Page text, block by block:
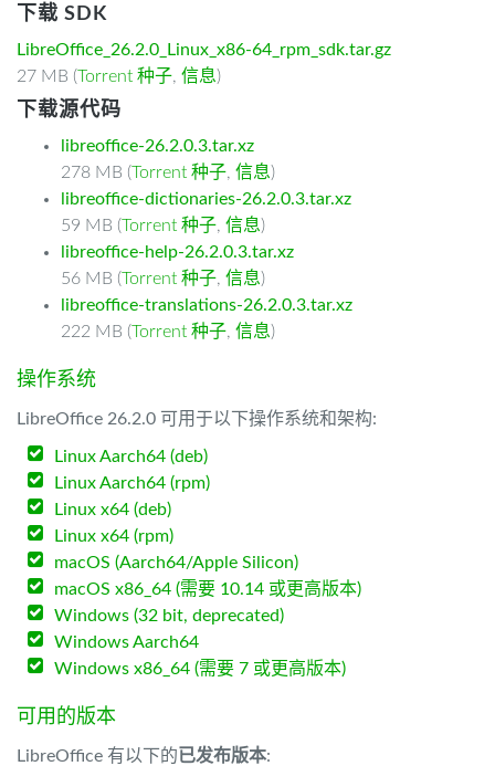
下载 SDK
LibreOffice_26.2.0_Linux_x86-64_rpm_sdk.tar.gz
27 MB (Torrent 种子, 信息)
下载源代码
libreoffice-26.2.0.3.tar.xz
278 MB (Torrent 种子, 信息)
libreoffice-dictionaries-26.2.0.3.tar.xz
59 MB (Torrent 种子, 信息)
libreoffice-help-26.2.0.3.tar.xz
56 MB (Torrent 种子, 信息)
libreoffice-translations-26.2.0.3.tar.xz
222 MB (Torrent 种子, 信息)
操作系统
LibreOffice 26.2.0 可用于以下操作系统和架构:
Linux Aarch64 (deb)
Linux Aarch64 (rpm)
Linux x64 (deb)
Linux x64 (rpm)
macOS (Aarch64/Apple Silicon)
macOS x86_64 (需要 10.14 或更高版本)
Windows (32 bit, deprecated)
Windows Aarch64
Windows x86_64 (需要 7 或更高版本)
可用的版本
LibreOffice 有以下的已发布版本: